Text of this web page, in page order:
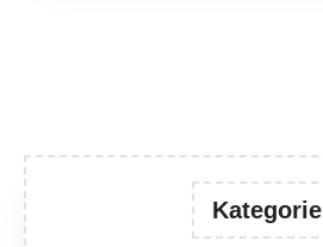
Kategorie